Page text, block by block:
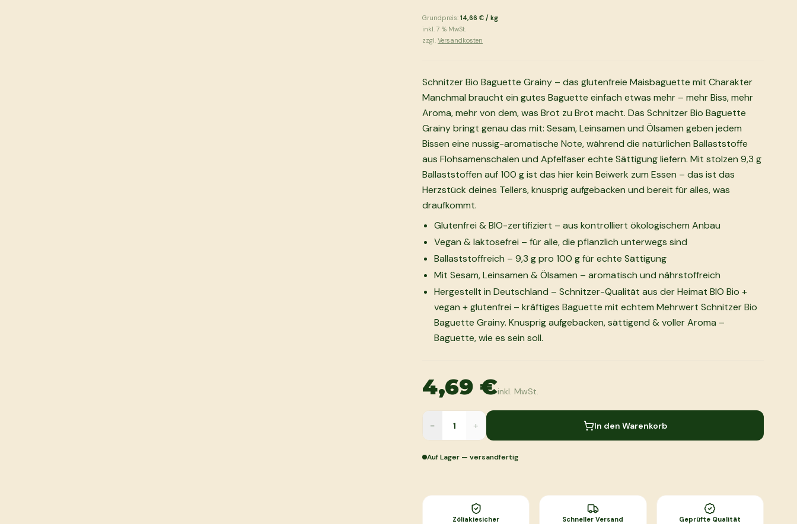
Grundpreis: 14,66 € / kg
inkl. 7 % MwSt.
zzgl. Versandkosten
Schnitzer Bio Baguette Grainy – das glutenfreie Maisbaguette mit Charakter
Manchmal braucht ein gutes Baguette einfach etwas mehr – mehr Biss, mehr
Aroma, mehr von dem, was Brot zu Brot macht. Das Schnitzer Bio Baguette
Grainy bringt genau das mit: Sesam, Leinsamen und Ölsamen geben jedem
Bissen eine nussig-aromatische Note, während die natürlichen Ballaststoffe
aus Flohsamenschalen und Apfelfaser echte Sättigung liefern. Mit stolzen 9,3 g
Ballaststoffen auf 100 g ist das hier kein Beiwerk zum Essen – das ist das
Herzstück deines Tellers, knusprig aufgebacken und bereit für alles, was
draufkommt.
Glutenfrei & BIO-zertifiziert – aus kontrolliert ökologischem Anbau
Vegan & laktosefrei – für alle, die pflanzlich unterwegs sind
Ballaststoffreich – 9,3 g pro 100 g für echte Sättigung
Mit Sesam, Leinsamen & Ölsamen – aromatisch und nährstoffreich
Hergestellt in Deutschland – Schnitzer-Qualität aus der Heimat BIO Bio +
vegan + glutenfrei – kräftiges Baguette mit echtem Mehrwert Schnitzer Bio
Baguette Grainy. Knusprig aufgebacken, sättigend & voller Aroma –
Baguette, wie es sein soll.
4,69 €inkl. MwSt.
− + In den Warenkorb
Auf Lager — versandfertig
Zöliakiesicher Schneller Versand Geprüfte Qualität